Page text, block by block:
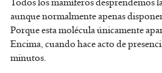
Todos los mamíferos desprendemos
aunque normalmente apenas
Porque esta molécula únicamente
Encima, cuando hace acto de
minutos.